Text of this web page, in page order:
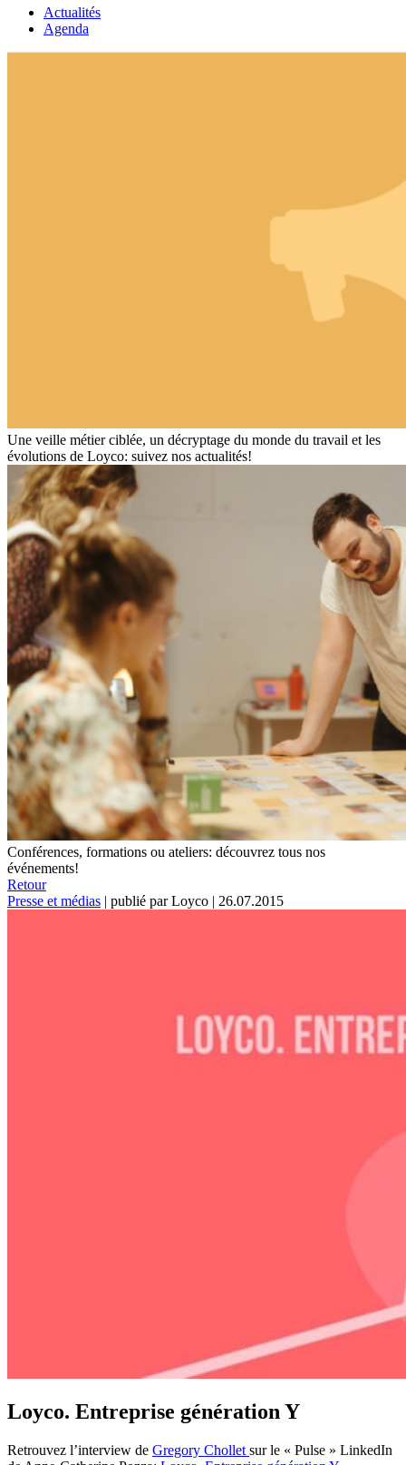
Actualités
Agenda
Une veille métier ciblée, un décryptage du monde du travail et les
évolutions de Loyco: suivez nos actualités!
Conférences, formations ou ateliers: découvrez tous nos
événements!
Retour
Presse et médias | publié par Loyco | 26.07.2015
Loyco. Entreprise génération Y
Retrouvez l’interview de Gregory Chollet sur le « Pulse » LinkedIn